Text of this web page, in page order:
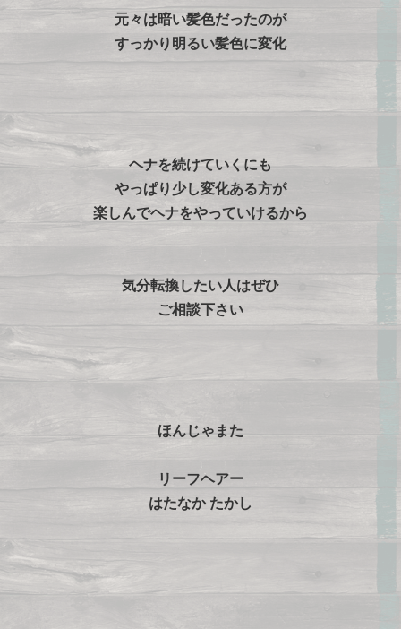
元々は暗い髪色だったのが
すっかり明るい髪色に変化
ヘナを続けていくにも
やっぱり少し変化ある方が
楽しんでヘナをやっていけるから
気分転換したい人はぜひ
ご相談下さい
ほんじゃまた
リーフヘアー
はたなか たかし